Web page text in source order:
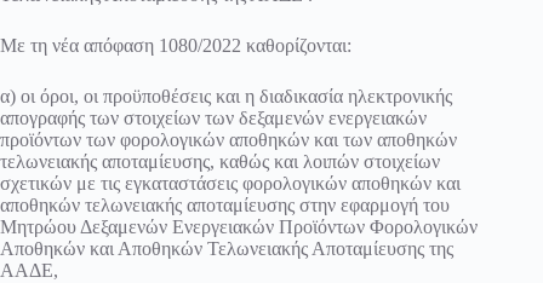
Με τη νέα απόφαση 1080/2022 καθορίζονται:
α) οι όροι, οι προϋποθέσεις και η διαδικασία ηλεκτρονικής
απογραφής των στοιχείων των δεξαμενών ενεργειακών
προϊόντων των φορολογικών αποθηκών και των αποθηκών
τελωνειακής αποταμίευσης, καθώς και λοιπών στοιχείων
σχετικών με τις εγκαταστάσεις φορολογικών αποθηκών και
αποθηκών τελωνειακής αποταμίευσης στην εφαρμογή του
Μητρώου Δεξαμενών Ενεργειακών Προϊόντων Φορολογικών
Αποθηκών και Αποθηκών Τελωνειακής Αποταμίευσης της
ΑΑΔΕ,